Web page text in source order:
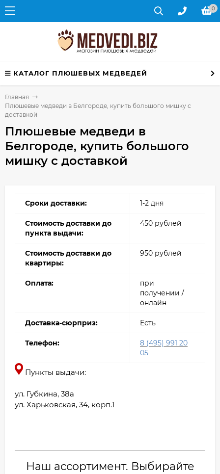
0
КАТАЛОГ ПЛЮШЕВЫХ МЕДВЕДЕЙ
Главная
Плюшевые медведи в Белгороде, купить большого мишку с
доставкой
Плюшевые медведи в
Белгороде, купить большого
мишку с доставкой
Сроки доставки: 1-2 дня
Стоимость доставки до
пункта выдачи:
450 рублей
Стоимость доставки до
квартиры:
950 рублей
Оплата:
при
получении /
онлайн
Доставка-сюрприз: Есть
Телефон:
8 (495) 991 20
05
Пункты выдачи:
ул. Губкина, 38а
ул. Харьковская, 34, корп.1
Наш ассортимент. Выбирайте